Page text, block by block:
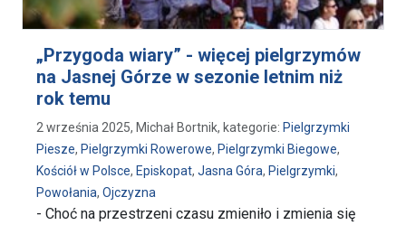
„Przygoda wiary” - więcej pielgrzymów
na Jasnej Górze w sezonie letnim niż
rok temu
2 września 2025, Michał Bortnik, kategorie: Pielgrzymki
Piesze, Pielgrzymki Rowerowe, Pielgrzymki Biegowe,
Kościół w Polsce, Episkopat, Jasna Góra, Pielgrzymki,
Powołania, Ojczyzna
- Choć na przestrzeni czasu zmieniło i zmienia się